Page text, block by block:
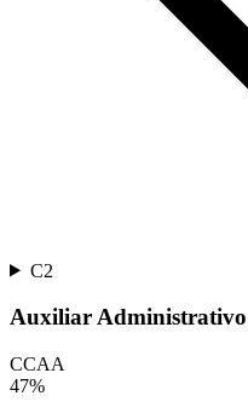
C2
Auxiliar
CCAA
47%